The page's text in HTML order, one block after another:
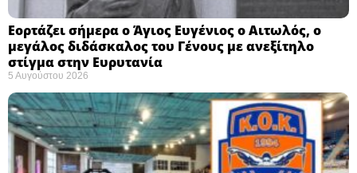
Εορτάζει σήμερα ο Άγιος Ευγένιος ο Αιτωλός, ο
μεγάλος διδάσκαλος του Γένους με ανεξίτηλο
στίγμα στην Ευρυτανία
5 Αυγούστου 2026